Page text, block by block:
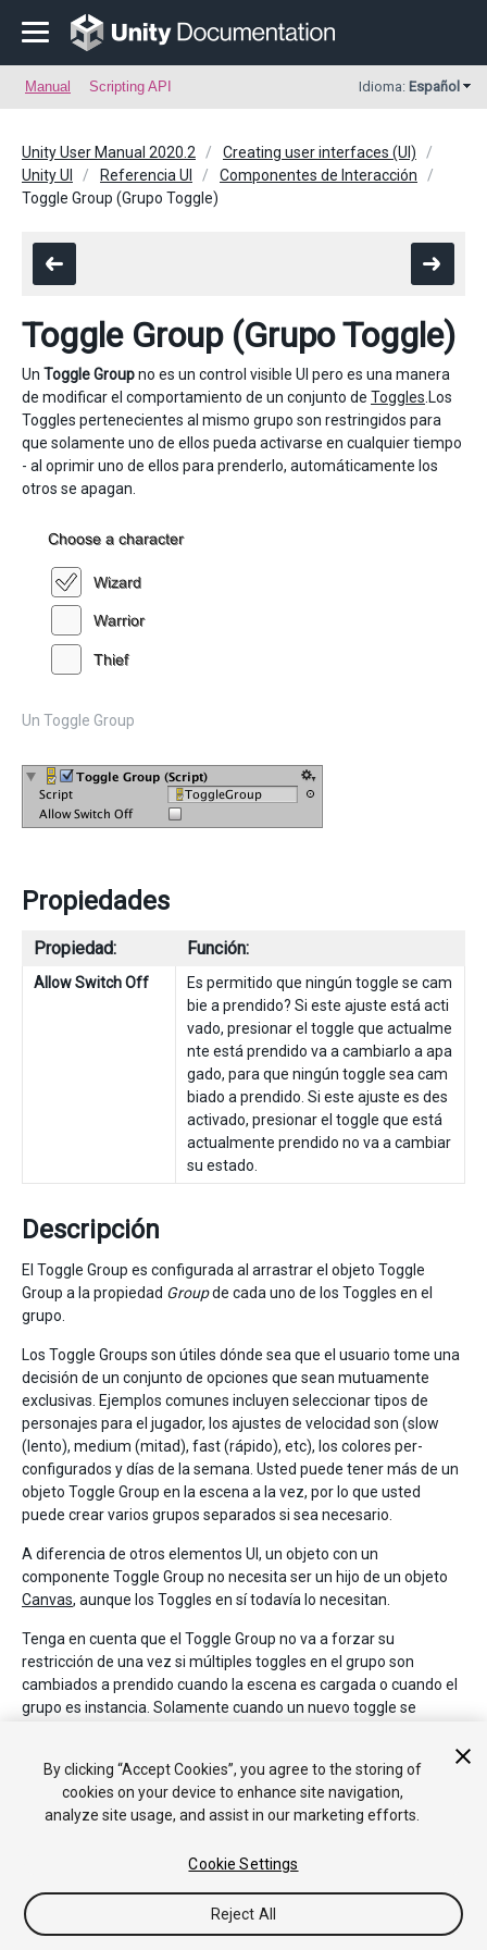
Manual Scripting API Idioma: Español
Unity User Manual 2020.2
Creating user interfaces (UI)
Unity UI
Referencia UI
Componentes de Interacción
Toggle Group (Grupo Toggle)
Toggle Group (Grupo Toggle)
Un Toggle Groupno es un control visible UI pero es una manera
de modificar el comportamiento de un conjunto de Toggles .Los
Toggles pertenecientes al mismo grupo son restringidos para
que solamente uno de ellos pueda activarse en cualquier tiempo
- al oprimir uno de ellos para prenderlo, automáticamente los
otros se apagan.
Un Toggle Group
Propiedades
Propiedad: Función:
Allow Switch Off
Es permitido que ningún toggle se cam
bie a prendido? Si este ajuste está acti
vado, presionar el toggle que actualme
nte está prendido va a cambiarlo a apa
gado, para que ningún toggle sea cam
biado a prendido. Si este ajuste es des
activado, presionar el toggle que está
actualmente prendido no va a cambiar
su estado.
Descripción
El Toggle Group es configurada al arrastrar el objeto Toggle
Group a la propiedad Groupde cada uno de los Toggles en el
grupo.
Los Toggle Groups son útiles dónde sea que el usuario tome una
decisión de un conjunto de opciones que sean mutuamente
exclusivas. Ejemplos comunes incluyen seleccionar tipos de
personajes para el jugador, los ajustes de velocidad son (slow
(lento), medium (mitad), fast (rápido), etc), los colores per-
configurados y días de la semana. Usted puede tener más de un
objeto Toggle Group en la escena a la vez, por lo que usted
puede crear varios grupos separados si sea necesario.
A diferencia de otros elementos UI, un objeto con un
componente Toggle Group no necesita ser un hijo de un objeto
Canvas, aunque los Toggles en sí todavía lo necesitan.
Tenga en cuenta que el Toggle Group no va a forzar su
restricción de una vez si múltiples toggles en el grupo son
cambiados a prendido cuando la escena es cargada o cuando el
grupo es instancia. Solamente cuando un nuevo toggle se
esté cambiado a prendido desde el inicio.
By clicking “Accept Cookies”, you agree to the storing of
cookies on your device to enhance site navigation,
analyze site usage, and assist in our marketing efforts.
Cookie Settings
Reject All